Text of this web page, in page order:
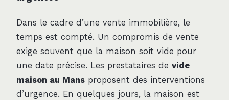
Dans le cadre d’une vente immobilière, le
temps est compté. Un compromis de vente
exige souvent que la maison soit vide pour
une date précise. Les prestataires de vide
maison au Mans proposent des interventions
d’urgence. En quelques jours, la maison est